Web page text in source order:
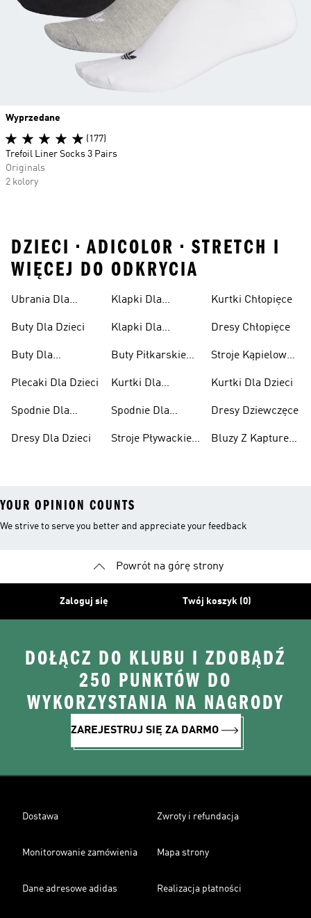
Wyprzedane
(177)
Trefoil Liner Socks 3 Pairs
Originals
2 kolory
DZIECI • ADICOLOR • STRETCH I
WIĘCEJ DO ODKRYCIA
Ubrania Dla
Buty Dla Dzieci
Buty Dla
Plecaki Dla Dzieci
Spodnie Dla
Dresy Dla Dzieci
Klapki Dla
Klapki Dla
Buty Piłkarskie
Kurtki Dla
Spodnie Dla
Stroje Pływackie
Kurtki Chłopięce
Dresy Chłopięce
Stroje Kąpielowe
Kurtki Dla Dzieci
Dresy Dziewczęce
Bluzy Z Kapturem
YOUR OPINION COUNTS
We strive to serve you better and appreciate your feedback
Powrót na górę strony
Zaloguj się Twój koszyk (0)
DOŁĄCZ DO KLUBU I ZDOBĄDŹ
250 PUNKTÓW DO
WYKORZYSTANIA NA NAGRODY
ZAREJESTRUJ SIĘ ZA DARMO
Dostawa Zwroty i refundacja
Monitorowanie zamówienia Mapa strony
Dane adresowe adidas Realizacja płatności